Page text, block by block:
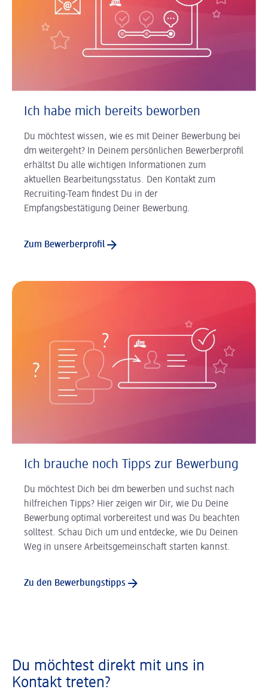
Ich habe mich bereits beworben
Du möchtest wissen, wie es mit Deiner Bewerbung bei
dm weitergeht? In Deinem persönlichen Bewerberprofil
erhältst Du alle wichtigen Informationen zum
aktuellen Bearbeitungsstatus. Den Kontakt zum
Recruiting-Team findest Du in der
Empfangsbestätigung Deiner Bewerbung.
Zum Bewerberprofil
Ich brauche noch Tipps zur Bewerbung
Du möchtest Dich bei dm bewerben und suchst nach
hilfreichen Tipps? Hier zeigen wir Dir, wie Du Deine
Bewerbung optimal vorbereitest und was Du beachten
solltest. Schau Dich um und entdecke, wie Du Deinen
Weg in unsere Arbeitsgemeinschaft starten kannst.
Zu den Bewerbungstipps
Du möchtest direkt mit uns in
Kontakt treten?